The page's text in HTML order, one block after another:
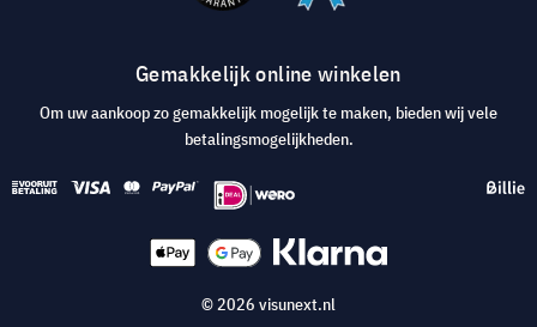
Gemakkelijk online winkelen
Om uw aankoop zo gemakkelijk mogelijk te maken, bieden wij vele
betalingsmogelijkheden.
© 2026 visunext.nl